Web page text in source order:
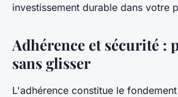
investissement durable dans votre
Adhérence et sécurité :
sans glisser
L'adhérence constitue le